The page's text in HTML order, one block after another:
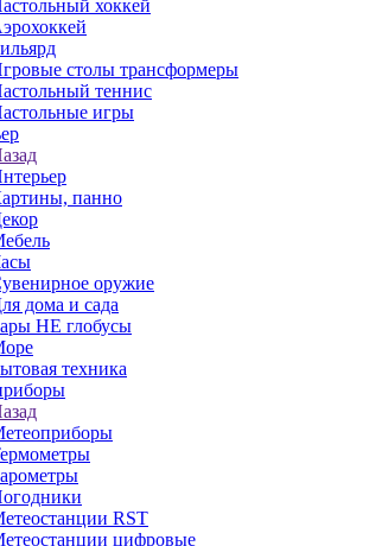
хоккей
столы трансформеры
теннис
игры
панно
оружие
дома и сада
НЕ глобусы
техника
RST
цифровые